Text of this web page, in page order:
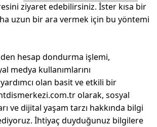
ziyaret edebilirsiniz. İster kısa bir
uzun bir ara vermek için bu yöntemi
hesap dondurma işlemi,
medya kullanımlarını
olan basit ve etkili bir
olarak, sosyal
ve dijital yaşam tarzı hakkında bilgi
İhtiyaç duyduğunuz bilgilere